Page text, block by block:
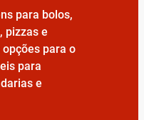
para bolos,
pizzas e
para o
para
e